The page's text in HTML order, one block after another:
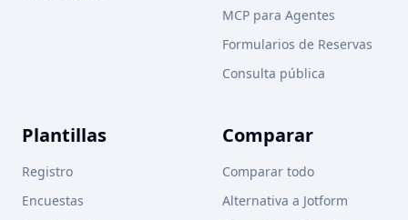
MCP para Agentes
Formularios de Reservas
Consulta pública
Plantillas
Registro
Encuestas
Comparar
Comparar todo
Alternativa a Jotform